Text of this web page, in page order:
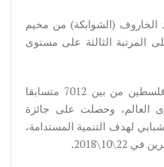
(الشوابكة) من مخيم
المرتبة الثالثة على مستوى
واشتركت المبدعة أمل عن فلسطين من بين 7012 متسابقا
العالم، وحصلت على جائزة
لهدف التنمية المستدامة،